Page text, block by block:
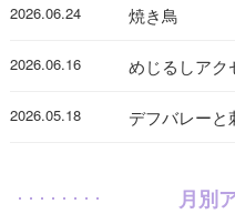
2026.06.24 焼き鳥
2026.06.16 めじるしアク
2026.05.18 デフバレーと
月別